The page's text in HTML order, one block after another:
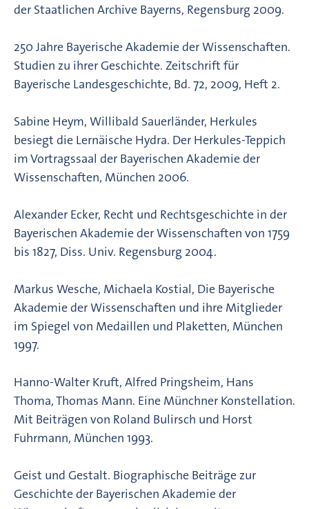
der Staatlichen Archive Bayerns, Regensburg 2009.
250 Jahre Bayerische Akademie der Wissenschaften.
Studien zu ihrer Geschichte. Zeitschrift für
Bayerische Landesgeschichte, Bd. 72, 2009, Heft 2.
Sabine Heym, Willibald Sauerländer, Herkules
besiegt die Lernäische Hydra. Der Herkules-Teppich
im Vortragssaal der Bayerischen Akademie der
Wissenschaften, München 2006.
Alexander Ecker, Recht und Rechtsgeschichte in der
Bayerischen Akademie der Wissenschaften von 1759
bis 1827, Diss. Univ. Regensburg 2004.
Markus Wesche, Michaela Kostial, Die Bayerische
Akademie der Wissenschaften und ihre Mitglieder
im Spiegel von Medaillen und Plaketten, München
1997.
Hanno-Walter Kruft, Alfred Pringsheim, Hans
Thoma, Thomas Mann. Eine Münchner Konstellation.
Mit Beiträgen von Roland Bulirsch und Horst
Fuhrmann, München 1993.
Geist und Gestalt. Biographische Beiträge zur
Geschichte der Bayerischen Akademie der